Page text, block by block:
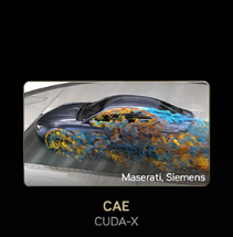
集團、瑪莎拉蒂、
子等軟體領導者的 NVIDIA
AI 驅動的營運與物流。
表示：「在 AI 時代，各家
品的智慧。透過建置歐洲